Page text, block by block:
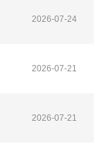
2026-07-24
2026-07-21
2026-07-21